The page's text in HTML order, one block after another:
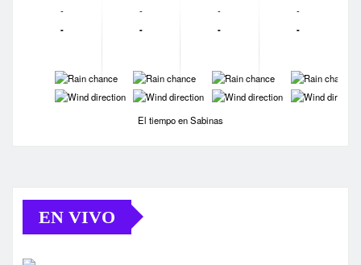
-
-
-
-
-
-
-
-
-
-
-
-
-
-
-
-
El tiempo en Sabinas
EN VIVO